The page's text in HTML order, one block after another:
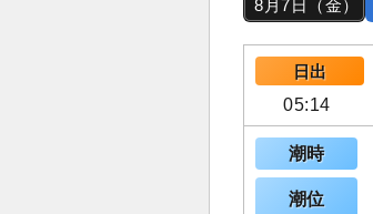
8月7日（金）
日出
05:14
潮時
潮位